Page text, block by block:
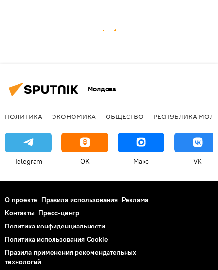
Молдова
ПОЛИТИКА ЭКОНОМИКА ОБЩЕСТВО РЕСПУБЛИКА
Telegram OK Макс VK
О проекте Правила использования Реклама
Контакты Пресс-центр
Политика конфиденциальности
Политика использования Cookie
Правила применения рекомендательных
технологий